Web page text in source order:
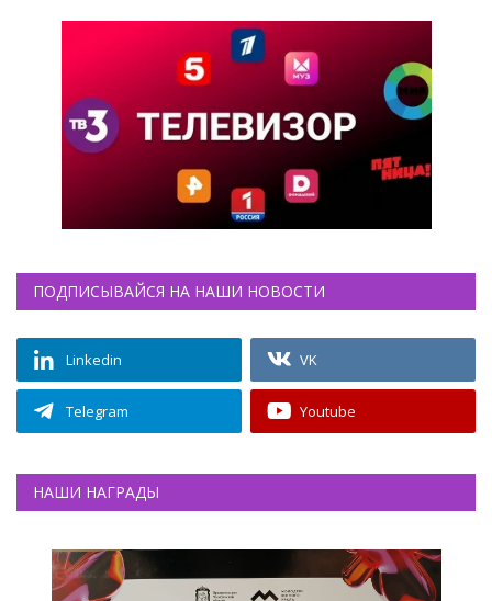
ПОДПИСЫВАЙСЯ НА НАШИ НОВОСТИ
Linkedin VK
Telegram Youtube
НАШИ НАГРАДЫ